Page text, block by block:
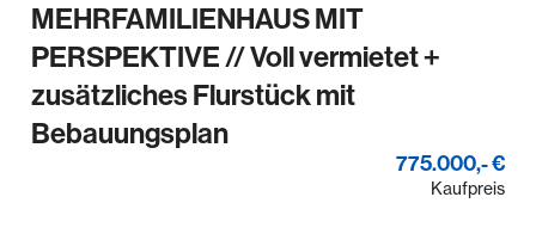
MEHRFAMILIENHAUS MIT
PERSPEKTIVE // Voll vermietet +
zusätzliches Flurstück mit
Bebauungsplan
775.000,- €
Kaufpreis